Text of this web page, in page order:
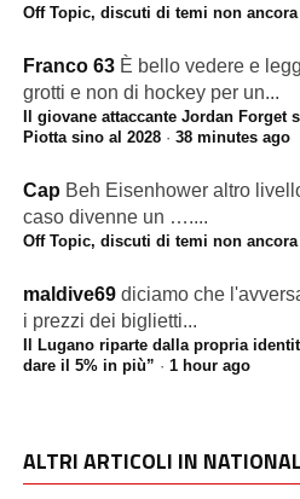
Off Topic, discuti di temi non ancora
Franco 63 È bello vedere e
grotti e non di hockey per un...
Il giovane attaccante Jordan Forget
Piotta sino al 2028· 38 minutes ago
Cap Beh Eisenhower altro
caso divenne un …....
Off Topic, discuti di temi non ancora
maldive69 diciamo che
i prezzi dei biglietti...
Il Lugano riparte dalla propria
dare il 5% in più” · 1 hour ago
ALTRI ARTICOLI IN